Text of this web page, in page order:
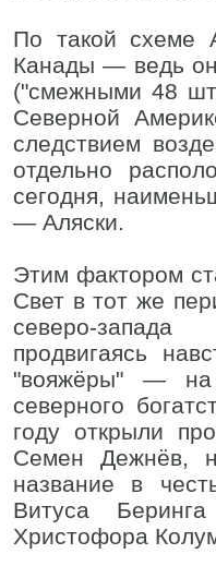
По такой схеме
Канады — ведь
("смежными 48
Северной
следствием
отдельно
сегодня,
— Аляски.
Этим фактором
Свет в тот же
северо-запада
продвигаясь
"вояжёры" — на
северного
году открыли
Семен Дежнёв,
название в
Витуса
Христофора